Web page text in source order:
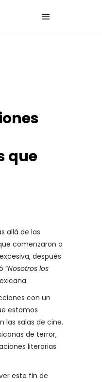
que
allá de las
comenzaron a
después
“Nosotros los
con un
estamos
las salas de cine.
de terror,
literarias
este fin de